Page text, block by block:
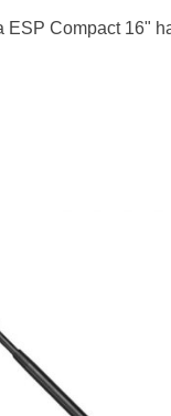
ESP Compact 16"